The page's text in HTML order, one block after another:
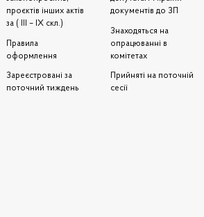
проєктів інших актів
за ( III – IX скл.)
Правила
оформлення
Зареєстровані за
поточний тиждень
документів до ЗП
Знаходяться на
опрацюванні в
комітетах
Прийняті на поточній
сесії